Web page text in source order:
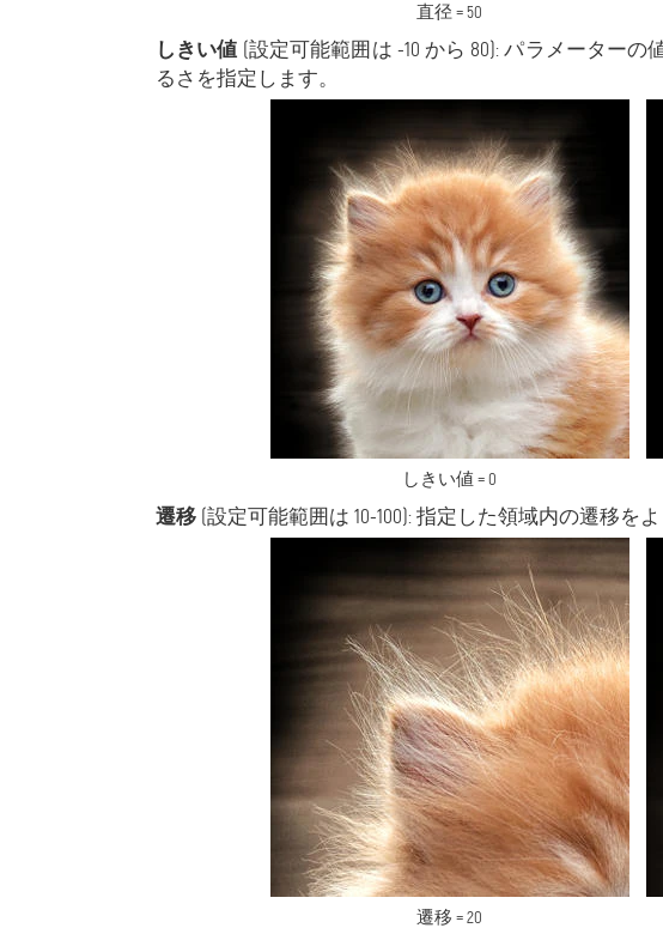
直径 = 50
しきい値 (設定可能範囲は -10 から 80): パラメーター
るさを指定します。
しきい値 = 0
遷移 (設定可能範囲は 10-100): 指定した領域内の遷移を
遷移 = 20